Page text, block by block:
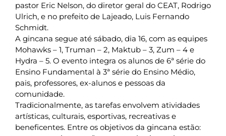
pastor Eric Nelson, do diretor geral do CEAT, Rodrigo
Ulrich, e no prefeito de Lajeado, Luis Fernando
Schmidt.
A gincana segue até sábado, dia 16, com as equipes
Mohawks – 1, Truman – 2, Maktub – 3, Zum – 4 e
Hydra – 5. O evento integra os alunos de 6ª série do
Ensino Fundamental à 3ª série do Ensino Médio,
pais, professores, ex-alunos e pessoas da
comunidade.
Tradicionalmente, as tarefas envolvem atividades
artísticas, culturais, esportivas, recreativas e
beneficentes. Entre os objetivos da gincana estão: